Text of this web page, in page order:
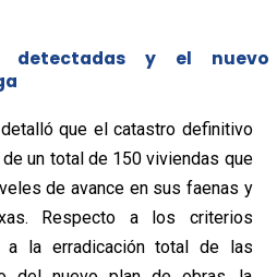
detectadas y el nuevo
que el catastro definitivo
un total de 150 viviendas que
de avance en sus faenas y
Respecto a los criterios
a la erradicación total de las